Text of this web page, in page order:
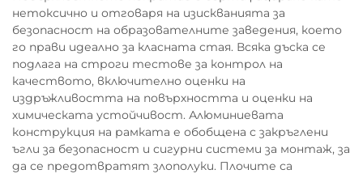
нетоксично и отговаря на изискванията за
безопасност на образователните заведения, което
го прави идеално за класната стая. Всяка дъска се
подлага на строги тестове за контрол на
качеството, включително оценки на
издръжливостта на повърхността и оценки на
химическата устойчивост. Алюминиевата
конструкция на рамката е обобщена с закръглени
ъгли за безопасност и сигурни системи за монтаж, за
да се предотвратят злополуки. Плочите са